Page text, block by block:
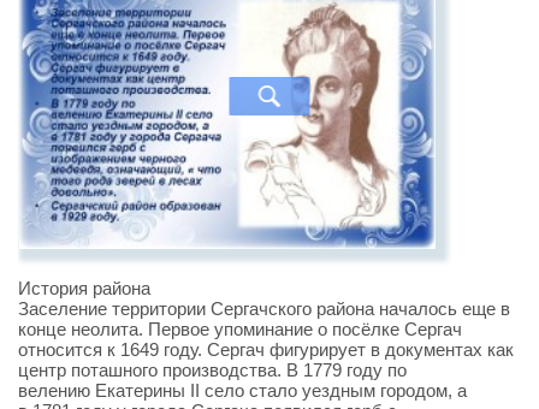
История района
Заселение территории Сергачского района началось еще в
конце неолита. Первое упоминание о посёлке Сергач
относится к 1649 году. Сергач фигурирует в документах как
центр поташного производства. В 1779 году по
велению Екатерины II село стало уездным городом, а